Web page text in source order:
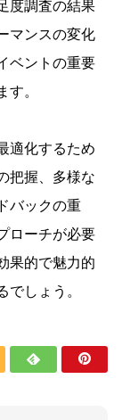
度調査の結果
マンスの変化
ベントの重要
す。
適化するため
把握、多様な
バックの重
ローチが必要
果的で魅力的
でしょう。
 